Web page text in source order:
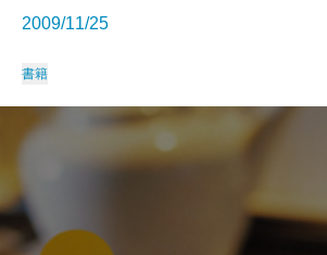
2009/11/25
書籍